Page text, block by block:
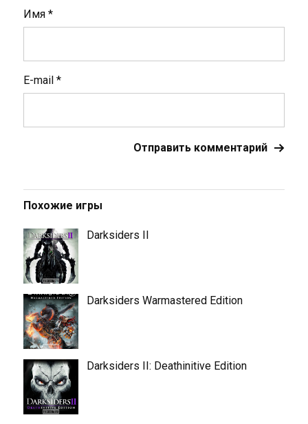
Имя *
E-mail *
Похожие игры
Darksiders II
Darksiders Warmastered Edition
Darksiders II: Deathinitive Edition